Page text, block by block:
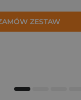
ZESTAW